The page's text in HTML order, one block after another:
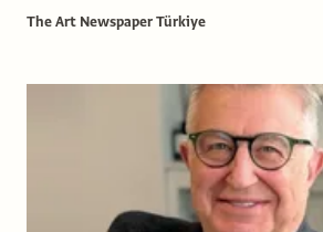
The Art Newspaper Türkiye